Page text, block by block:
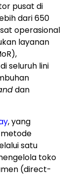
pusat di
dari 650
operasional
layanan
di seluruh lini
dan
, yang
satu
toko
(direct-